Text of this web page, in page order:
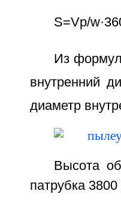
S=Vp/
Из
внутренний
диаметр
Высота
патрубка